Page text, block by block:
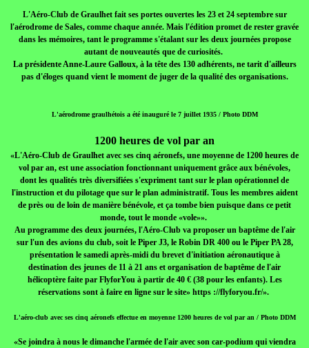
L'Aéro-Club de Graulhet fait ses portes ouvertes les 23 et 24 septembre sur
l'aérodrome de Sales, comme chaque année. Mais l'édition promet de rester gravée
dans les mémoires, tant le programme s'étalant sur les deux journées propose
autant de nouveautés que de curiosités.
La présidente Anne-Laure Galloux, à la tête des 130 adhérents, ne tarit d'ailleurs
pas d'éloges quand vient le moment de juger de la qualité des organisations.
L'aérodrome graulhétois a été inauguré le 7 juillet 1935 / Photo DDM
1200 heures de vol par an
«L'Aéro-Club de Graulhet avec ses cinq aéronefs, une moyenne de 1200 heures de
vol par an, est une association fonctionnant uniquement grâce aux bénévoles,
dont les qualités très diversifiées s'expriment tant sur le plan opérationnel de
l'instruction et du pilotage que sur le plan administratif. Tous les membres aident
de près ou de loin de manière bénévole, et ça tombe bien puisque dans ce petit
monde, tout le monde «vole»».
Au programme des deux journées, l'Aéro-Club va proposer un baptême de l'air
sur l'un des avions du club, soit le Piper J3, le Robin DR 400 ou le Piper PA 28,
présentation le samedi après-midi du brevet d'initiation aéronautique à
destination des jeunes de 11 à 21 ans et organisation de baptême de l'air
hélicoptère faite par FlyforYou à partir de 40 € (38 pour les enfants). Les
réservations sont à faire en ligne sur le site» https ://flyforyou.fr/».
L'aéro-club avec ses cinq aéronefs effectue en moyenne 1200 heures de vol par an / Photo DDM
«Se joindra à nous le dimanche l'armée de l'air avec son car-podium qui viendra